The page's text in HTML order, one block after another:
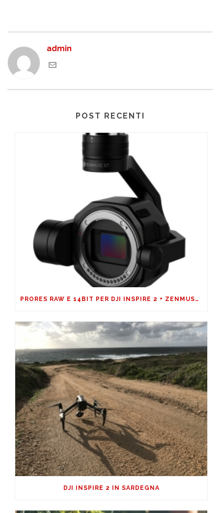
admin
POST RECENTI
PRORES RAW E 14BIT PER DJI INSPIRE 2 + ZENMUSE X7
DJI INSPIRE 2 IN SARDEGNA